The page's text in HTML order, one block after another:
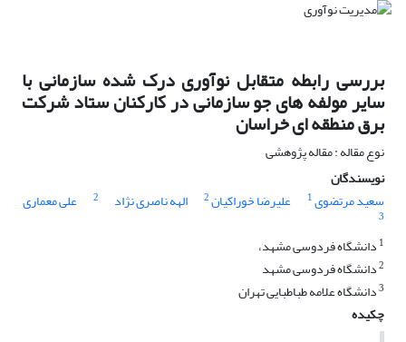
بررسی رابطه متقابل نوآوری درک شده سازمانی با
سایر مولفه های جو سازمانی در کارکنان ستاد شرکت
برق منطقه ای خراسان
نوع مقاله : مقاله پژوهشی
نویسندگان
سعید مرتضوی1 علیرضا خوراکیان2 الهه ناصری نژاد 2 علی معماری
3
1 دانشگاه فردوسی مشهد،
2دانشگاه فردوسی مشهد
3دانشگاه علامه طباطبایی تهران
چکیده